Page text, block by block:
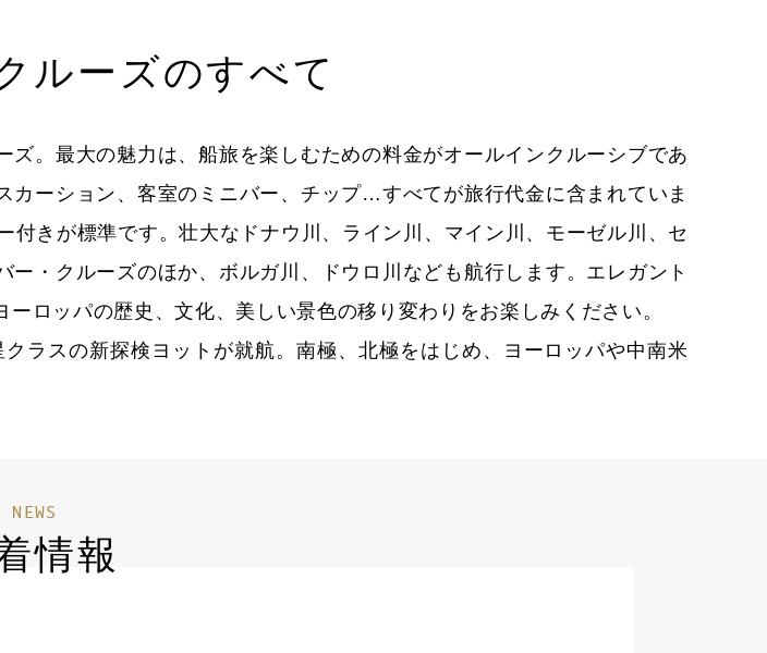
ルーズのすべて
ズ。最大の魅力は、船旅を楽しむための料金がオールインクルーシブであ
ーション、客室のミニバー、チップ…すべてが旅行代金に含まれていま
きが標準です。壮大なドナウ川、ライン川、マイン川、モーゼル川、セ
・クルーズのほか、ボルガ川、ドウロ川なども航行します。エレガント
ロッパの歴史、文化、美しい景色の移り変わりをお楽しみください。
ラスの新探検ヨットが就航。南極、北極をはじめ、ヨーロッパや中南米
NEWS
情報